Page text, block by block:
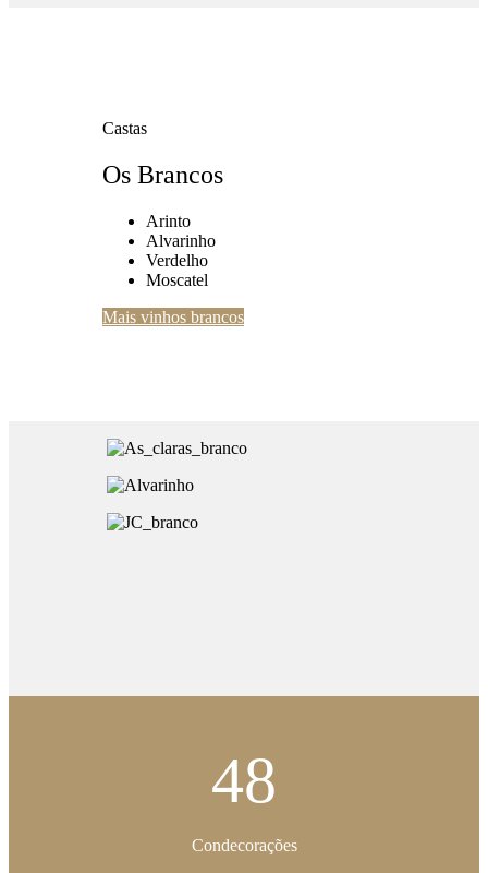
Castas
Os Brancos
Arinto
Alvarinho
Verdelho
Moscatel
Mais vinhos brancos
48
Condecorações